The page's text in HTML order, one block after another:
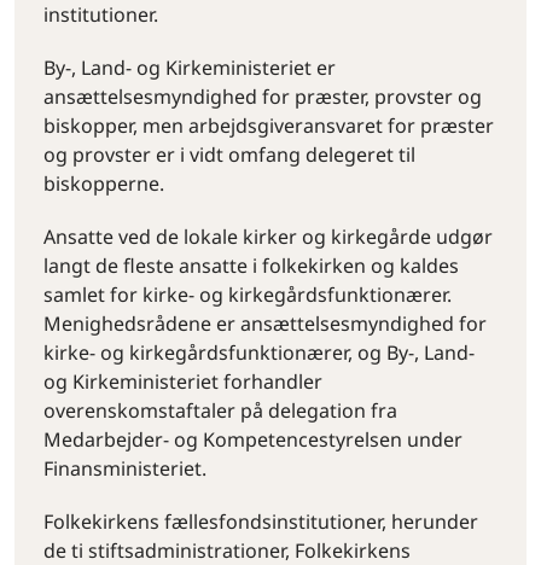
institutioner.
By-, Land- og Kirkeministeriet er
ansættelsesmyndighed for præster, provster og
biskopper, men arbejdsgiveransvaret for præster
og provster er i vidt omfang delegeret til
biskopperne.
Ansatte ved de lokale kirker og kirkegårde udgør
langt de fleste ansatte i folkekirken og kaldes
samlet for kirke- og kirkegårdsfunktionærer.
Menighedsrådene er ansættelsesmyndighed for
kirke- og kirkegårdsfunktionærer, og By-, Land-
og Kirkeministeriet forhandler
overenskomstaftaler på delegation fra
Medarbejder- og Kompetencestyrelsen under
Finansministeriet.
Folkekirkens fællesfondsinstitutioner, herunder
de ti stiftsadministrationer, Folkekirkens